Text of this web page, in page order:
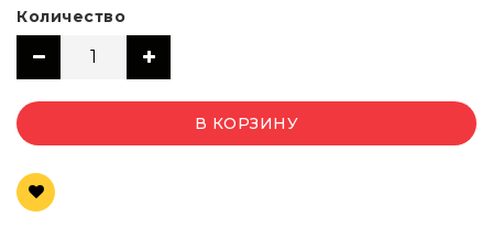
Количество
В КОРЗИНУ